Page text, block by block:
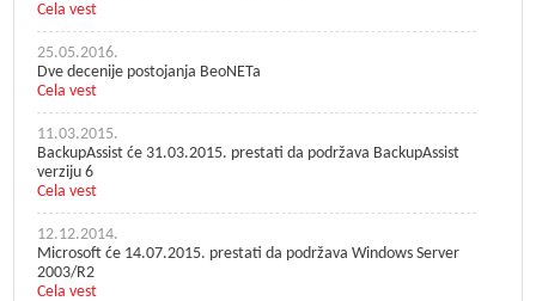
Cela vest
25.05.2016.
Dve decenije postojanja BeoNETa
Cela vest
11.03.2015.
BackupAssist će 31.03.2015. prestati da podržava BackupAssist
verziju 6
Cela vest
12.12.2014.
Microsoft će 14.07.2015. prestati da podržava Windows Server
2003/R2
Cela vest